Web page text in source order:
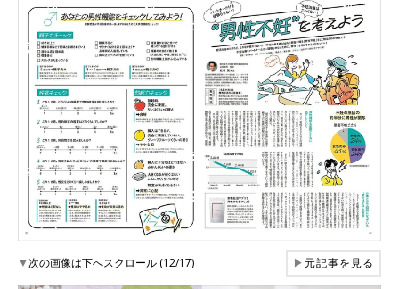
▼次の画像は下へスクロール (12/17) ▶元記事を見る